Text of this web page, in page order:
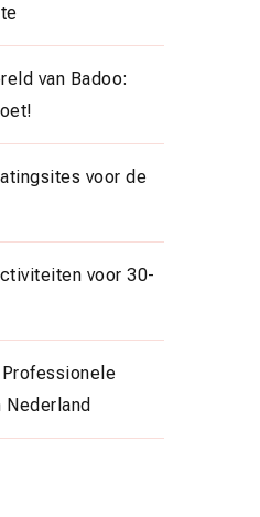
van Badoo:
voor de
voor 30-